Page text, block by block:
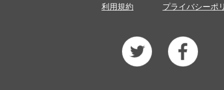
利用規約 プライバシーポ